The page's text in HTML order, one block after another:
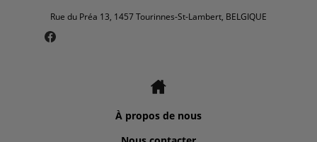
Rue du Préa 13, 1457 Tourinnes-St-Lambert, BELGIQUE
À propos de nous